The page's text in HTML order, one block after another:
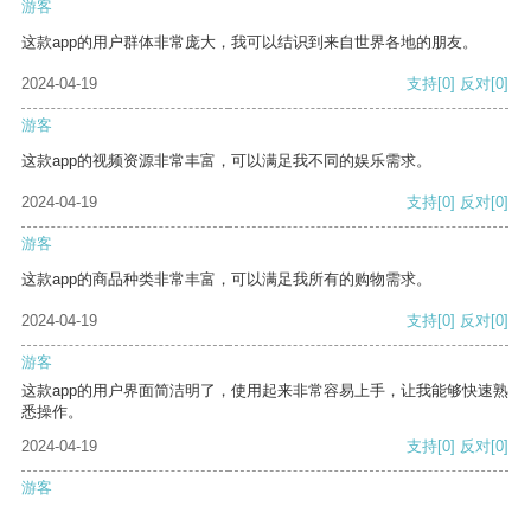
游客
这款app的用户群体非常庞大，我可以结识到来自世界各地的朋友。
2024-04-19 支持[0] 反对[0]
游客
这款app的视频资源非常丰富，可以满足我不同的娱乐需求。
2024-04-19 支持[0] 反对[0]
游客
这款app的商品种类非常丰富，可以满足我所有的购物需求。
2024-04-19 支持[0] 反对[0]
游客
这款app的用户界面简洁明了，使用起来非常容易上手，让我能够快速熟
悉操作。
2024-04-19
支持[0] 反对[0]
游客